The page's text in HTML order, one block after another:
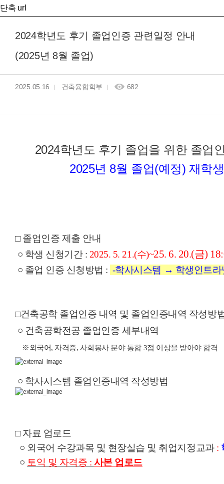
단축 url
2024학년도 후기 졸업인증 관련일정 안내
(2025년 8월 졸업)
2025.05.16 건축융합학부 682
2024학년도 후기 졸업을 위한 졸업
2025년 8월 졸업(예정) 재학생
□ 졸업인증 제출 안내
○ 학생 신청기간 : 2025. 5. 21.(수)~25. 6. 20.(금)
○ 졸업 인증 신청방법 : -학사시스템 → 학생인트
□건축공학 졸업인증 내역 및 졸업인증내역 작성방
○ 건축공학전공 졸업인증 세부내역
※외국어, 자격증, 사회봉사 분야 통합 3점 이상을 받아야 합격
○ 학사시스템 졸업인증내역 작성방법
□ 자료 업로드
○ 외국어 수강과목 및 현장실습 및 취업지정교과 :
○ 토익 및 자격증 : 사본 업로드